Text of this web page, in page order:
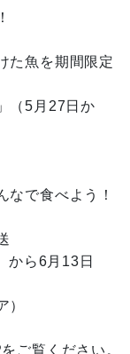
た魚を期間限定
（5月27日か
で食べよう！
から6月13日
）
覧ください。